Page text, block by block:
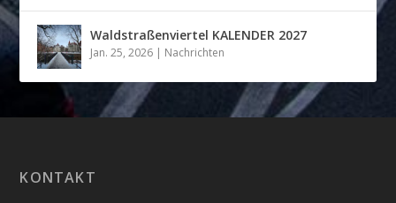
Waldstraßenviertel KALENDER 2027
Jan. 25, 2026 | Nachrichten
KONTAKT